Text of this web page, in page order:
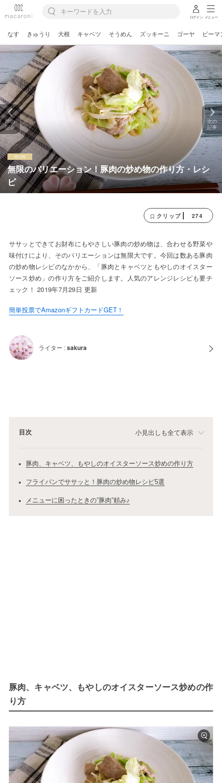
ログイン メニュー
なす きゅうり 大根 キャベツ そうめん ズッキーニ ゴーヤ ピーマ
無限のバリエーション！豚肉の炒め物の作り方・レシ
ピ
前の
記事
次の
記事
クリップ 274
ササッとできてお財布にもやさしい豚肉の炒め物は、合わせる野菜や
味付けにより、そのバリエーションは無限大です。今回は数ある豚肉
の炒め物レシピのなかから、「豚肉とキャベツともやしのオイスター
ソース炒め」の作り方をご紹介します。人気のアレンジレシピも要チ
ェック！ 2019年7月29日 更新
簡単投票でAmazonギフトカードGET！
ライター :sakura
目次 小見出しも全て表示
豚肉、キャベツ、もやしのオイスターソース炒めの作り方
フライパンでササッと！豚肉の炒め物レシピ5選
メニューに困ったときの”豚肉”頼み♪
豚肉、キャベツ、もやしのオイスターソース炒めの作
り方